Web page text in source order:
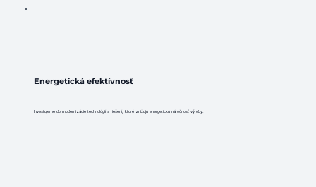
Energetická efektívnosť
Investujeme do modernizácie technológií a riešení, ktoré znižujú energetickú náročnosť výroby.